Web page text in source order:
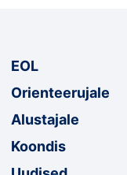
EOL
Orienteerujale
Alustajale
Koondis